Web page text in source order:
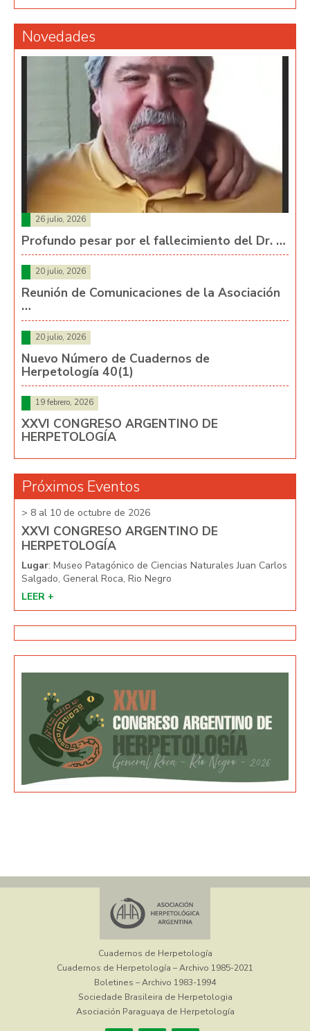
Novedades
26 julio, 2026
Profundo pesar por el fallecimiento del Dr. …
20 julio, 2026
Reunión de Comunicaciones de la Asociación
…
20 julio, 2026
Nuevo Número de Cuadernos de
Herpetología 40(1)
19 febrero, 2026
XXVI CONGRESO ARGENTINO DE
HERPETOLOGÍA
Próximos Eventos
> 8 al 10 de octubre de 2026
XXVI CONGRESO ARGENTINO DE
HERPETOLOGÍA
Lugar: Museo Patagónico de Ciencias Naturales Juan Carlos
Salgado, General Roca, Rio Negro
LEER +
Cuadernos de Herpetología
Cuadernos de Herpetología – Archivo 1985-2021
Boletines – Archivo 1983-1994
Sociedade Brasileira de Herpetologia
Asociación Paraguaya de Herpetología